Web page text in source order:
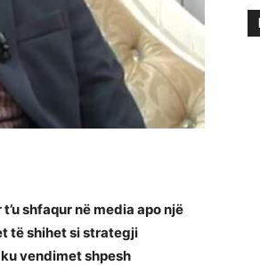
shfaqur në media apo një
të shihet si strategji
vendimet shpesh